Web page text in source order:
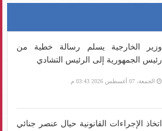
وزير الخارجية يسلم رسالة خطية من
رئيس الجمهورية إلى الرئيس التشادي
الجمعة، 07 أغسطس 2026 03:43 م
اتخاذ الإجراءات القانونية حيال عنصر جنائي